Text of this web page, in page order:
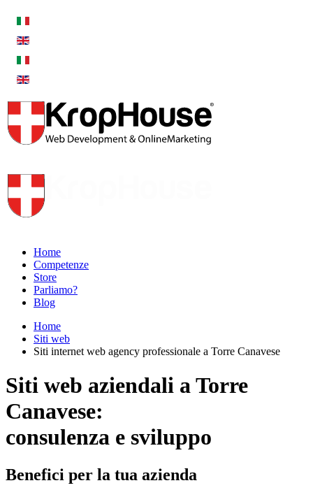
Home
Competenze
Store
Parliamo?
Blog
Home
Siti web
Siti internet web agency professionale a Torre Canavese
Siti web aziendali a Torre
Canavese:
consulenza e sviluppo
Benefici per la tua azienda